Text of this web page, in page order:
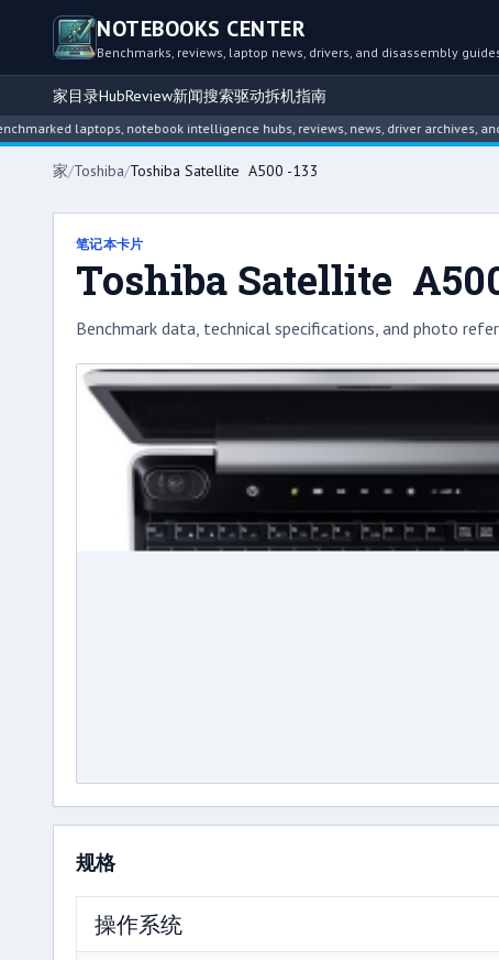
NOTEBOOKS CENTER
Benchmarks, reviews, laptop news, drivers, and disassembly
家目录HubReview新闻搜索驱动拆机指南
laptops, notebook intelligence hubs, reviews, news, driver archives, and
家/Toshiba/Toshiba Satellite A500 -133
笔记本卡片
Toshiba Satellite
Benchmark data, technical specifications, and photo
规格
操作系统